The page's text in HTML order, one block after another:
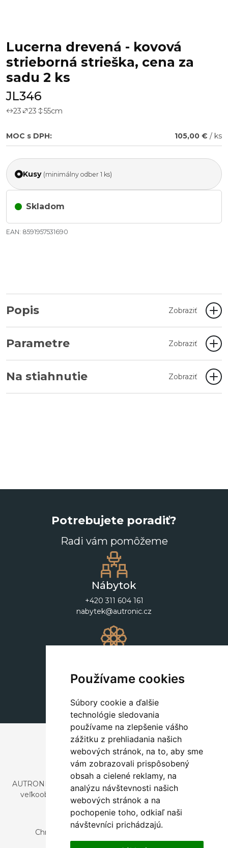
Používame cookies
Súbory cookie a ďalšie
technológie sledovania
používame na zlepšenie vášho
zážitku z prehliadania našich
webových stránok, na to, aby sme
vám zobrazovali prispôsobený
obsah a cielené reklamy, na
analýzu návštevnosti našich
webových stránok a na
pochopenie toho, odkiaľ naši
návštevníci prichádzajú.
Lucerna drevená - kovová
strieborná strieška, cena za
sadu 2 ks
JL346
23 23 55cm
MOC s DPH: 105,00 € / ks
Kusy (minimálny odber 1 ks)
Skladom
EAN: 8591957531690
Popis Zobraziť
Parametre Zobraziť
Na stiahnutie Zobraziť
Potrebujete poradiť?
Radi vám pomôžeme
Nábytok
+420 311 604 161
nabytek@autronic.cz
+420 311 604 182
dekorace@autronic.cz
AUTRONIC, s.r.o. je spoločnosť zaoberajúca sa dovozom a
veľkoobchodným predajom dizajnového aj štýlového
nábytku a dekorácií.
Česká republika
Chrustenice 270, 267 12 Loděnice u Berouna